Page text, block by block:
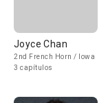
Joyce Chan
2nd French Horn / Iowa
3 capítulos